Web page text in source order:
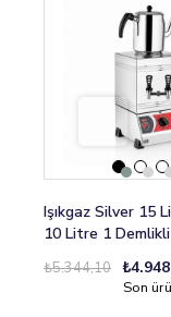
Işıkgaz Silver 15
10 Litre 1
₺5.344,10
Son